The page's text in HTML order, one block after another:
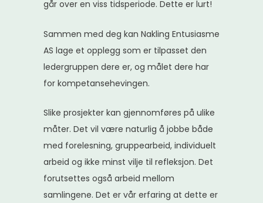
går over en viss tidsperiode. Dette er lurt!
Sammen med deg kan Nakling Entusiasme
AS lage et opplegg som er tilpasset den
ledergruppen dere er, og målet dere har
for kompetansehevingen.
Slike prosjekter kan gjennomføres på ulike
måter. Det vil være naturlig å jobbe både
med forelesning, gruppearbeid, individuelt
arbeid og ikke minst vilje til refleksjon. Det
forutsettes også arbeid mellom
samlingene. Det er vår erfaring at dette er